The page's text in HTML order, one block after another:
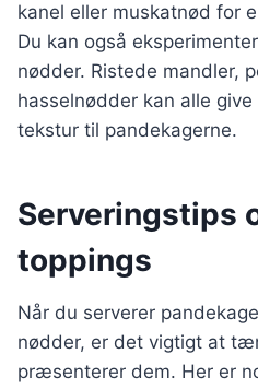
kanel eller muskatnød for
Du kan også
nødder. Ristede mandler,
hasselnødder kan alle
tekstur til pandekagerne.
Serveringstips
toppings
Når du serverer
nødder, er det vigtigt at
præsenterer dem. Her er